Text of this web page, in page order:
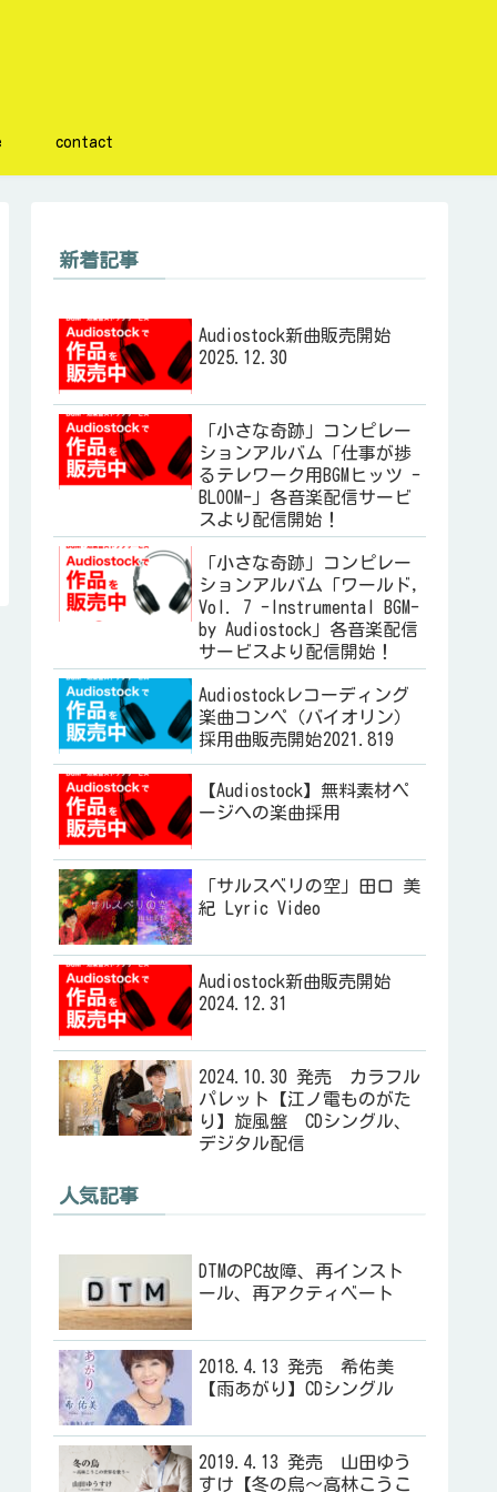
contact
新着記事
Audiostock新曲販売開始
2025.12.30
「小さな奇跡」コンピレー
ションアルバム「仕事が捗
るテレワーク用BGMヒッツ -
BLOOM-」各音楽配信サービ
スより配信開始！
「小さな奇跡」コンピレー
ションアルバム「ワールド,
Vol. 7 -Instrumental BGM-
by Audiostock」各音楽配信
サービスより配信開始！
Audiostockレコーディング
楽曲コンペ（バイオリン）
採用曲販売開始2021.819
【Audiostock】無料素材ペ
ージへの楽曲採用
「サルスベリの空」田口 美
紀 Lyric Video
Audiostock新曲販売開始
2024.12.31
2024.10.30 発売 カラフル
パレット【江ノ電ものがた
り】旋風盤 CDシングル、
デジタル配信
人気記事
DTMのPC故障、再インスト
ール、再アクティベート
2018.4.13 発売 希佑美
【雨あがり】CDシングル
2019.4.13 発売 山田ゆう
すけ【冬の烏～高林こうこ